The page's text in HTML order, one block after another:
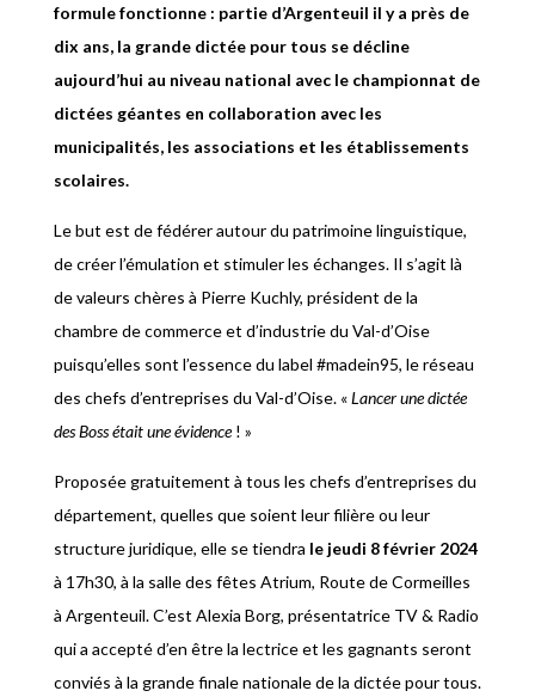
formule fonctionne : partie d’Argenteuil il y a près de
dix ans, la grande dictée pour tous se décline
aujourd’hui au niveau national avec le championnat de
dictées géantes en collaboration avec les
municipalités, les associations et les établissements
scolaires.
Le but est de fédérer autour du patrimoine linguistique,
de créer l’émulation et stimuler les échanges. Il s’agit là
de valeurs chères à Pierre Kuchly, président de la
chambre de commerce et d’industrie du Val-d’Oise
puisqu’elles sont l’essence du label #madein95, le réseau
des chefs d’entreprises du Val-d’Oise. «Lancer une dictée
des Boss était une évidence! »
Proposée gratuitement à tous les chefs d’entreprises du
département, quelles que soient leur filière ou leur
structure juridique, elle se tiendra le jeudi 8 février 2024
à 17h30, à la salle des fêtes Atrium, Route de Cormeilles
à Argenteuil. C’est Alexia Borg, présentatrice TV & Radio
qui a accepté d’en être la lectrice et les gagnants seront
conviés à la grande finale nationale de la dictée pour tous.